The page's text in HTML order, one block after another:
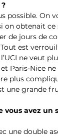
possible.
obtenait ce
de jours de
est
ne veut
et Paris-Nice
plus
une grande
avez un
une double